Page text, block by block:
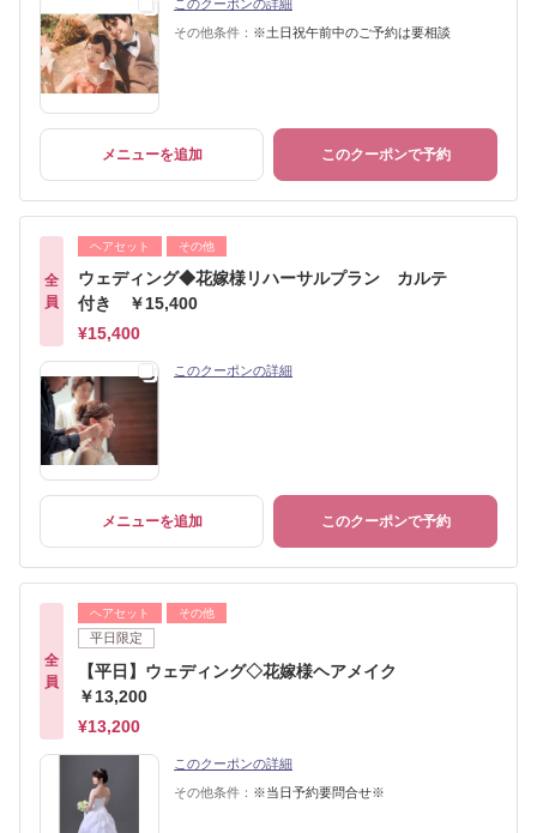
このクーポンの詳細
その他条件： ※土日祝午前中のご予約は要相談
メニューを追加 このクーポンで予約
全
員
ヘアセット その他
ウェディング◆花嫁様リハーサルプラン カルテ
付き ￥15,400
¥15,400
このクーポンの詳細
メニューを追加 このクーポンで予約
全
員
ヘアセット その他
平日限定
【平日】ウェディング◇花嫁様ヘアメイク
￥13,200
¥13,200
このクーポンの詳細
その他条件： ※当日予約要問合せ※